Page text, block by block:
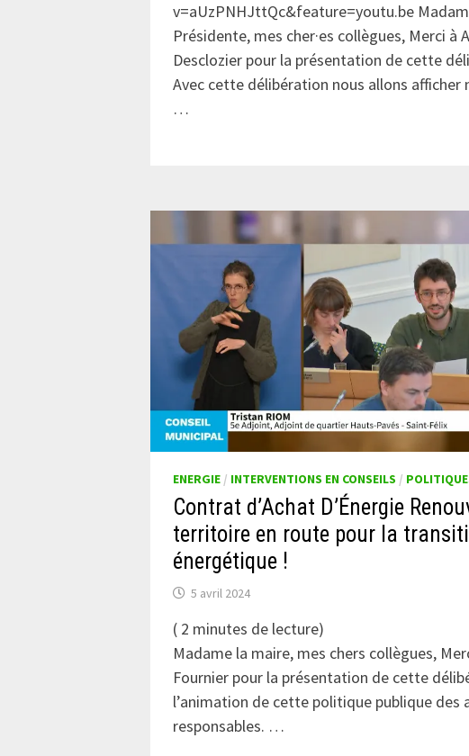
v=aUzPNHJttQc&feature=youtu.be
Présidente, mes cher·es collègues, Merci à
Desclozier pour la présentation de cette
Avec cette délibération nous allons afficher
…
ENERGIE/ INTERVENTIONS EN CONSEILS /
Contrat d’Achat D’Énergie
territoire en route pour la
énergétique !
5 avril 2024
( 2 minutes de lecture)
Madame la maire, mes chers collègues,
Fournier pour la présentation de cette
l’animation de cette politique publique des
responsables. …